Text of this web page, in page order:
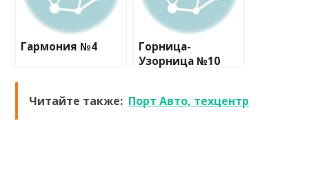
Гармония №4
Горница-
Узорница №10
Читайте также: Порт Авто, техцентр